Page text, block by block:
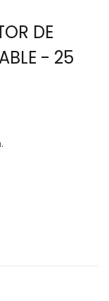
DE
- 25